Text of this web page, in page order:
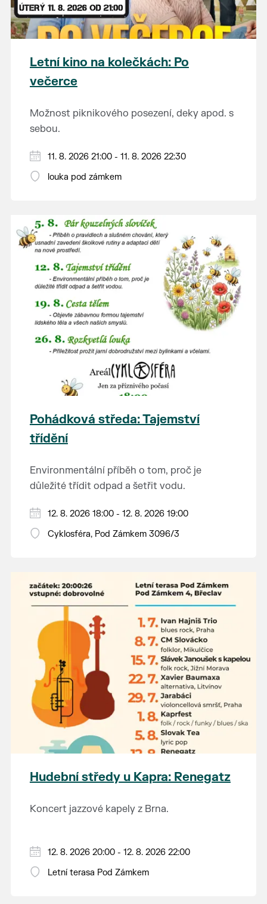
Letní kino na kolečkách: Po
večerce
Možnost piknikového posezení, deky apod. s
sebou.
V případě nepřízně počasí se promítání ruší.
Kino otevřeno hodinu před promítáním,
11. 8. 2026 21:00 - 11. 8. 2026 22:30
louka pod zámkem
Pohádková středa: Tajemství
třídění
Environmentální příběh o tom, proč je
důležité třídit odpad a šetřit vodu.
Hraje se jen za příznivého počasí.
Vstupné dobrovolné.
12. 8. 2026 18:00 - 12. 8. 2026 19:00
Cyklosféra, Pod Zámkem 3096/3
Hudební středy u Kapra: Renegatz
Koncert jazzové kapely z Brna.
12. 8. 2026 20:00 - 12. 8. 2026 22:00
Letní terasa Pod Zámkem